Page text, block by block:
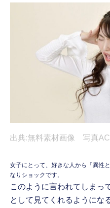
出典:無料素材画像 写真AC
女子にとって、好きな人から「異性
なりショックです。
このように言われてしまっ
として見てくれるようにな